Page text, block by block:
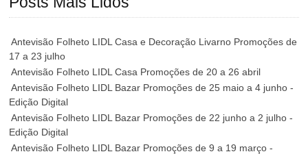
Antevisão Folheto LIDL Casa e Decoração Livarno Promoções de
17 a 23 julho
Antevisão Folheto LIDL Casa Promoções de 20 a 26 abril
Antevisão Folheto LIDL Bazar Promoções de 25 maio a 4 junho -
Edição Digital
Antevisão Folheto LIDL Bazar Promoções de 22 junho a 2 julho -
Edição Digital
Antevisão Folheto LIDL Bazar Promoções de 9 a 19 março -